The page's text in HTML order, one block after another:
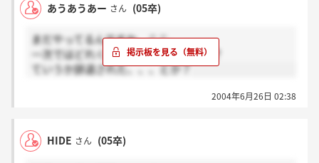
あうあうあー さん (05卒)
まだやってるんですか、ここ。
一次ではどれくらい取ったんですかね？
ていうか辞退された、、、とか？
2004年6月26日 02:38
HIDE さん (05卒)